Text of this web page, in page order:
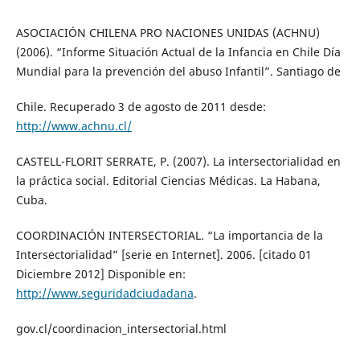
ASOCIACIÓN CHILENA PRO NACIONES UNIDAS (ACHNU)
(2006). “Informe Situación Actual de la Infancia en Chile Día
Mundial para la prevención del abuso Infantil”. Santiago de
Chile. Recuperado 3 de agosto de 2011 desde:
http://www.achnu.cl/
CASTELL-FLORIT SERRATE, P. (2007). La intersectorialidad en
la práctica social. Editorial Ciencias Médicas. La Habana,
Cuba.
COORDINACIÓN INTERSECTORIAL. “La importancia de la
Intersectorialidad” [serie en Internet]. 2006. [citado 01
Diciembre 2012] Disponible en:
http://www.seguridadciudadana.
gov.cl/coordinacion_intersectorial.html